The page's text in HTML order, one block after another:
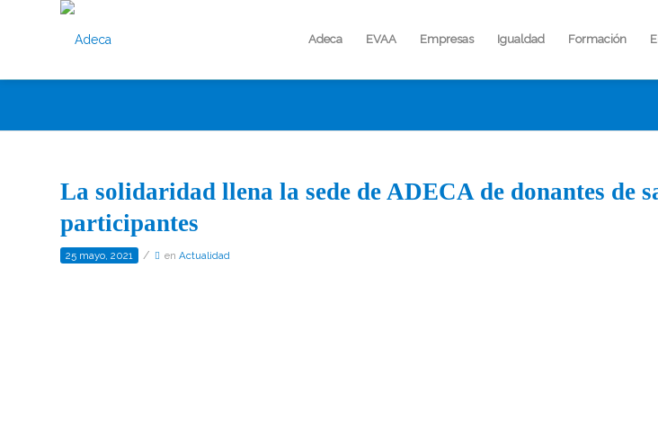
Adeca EVAA Empresas Igualdad Formación
La solidaridad llena la sede de ADECA de donantes de
participantes
25 mayo, 2021 / en Actualidad